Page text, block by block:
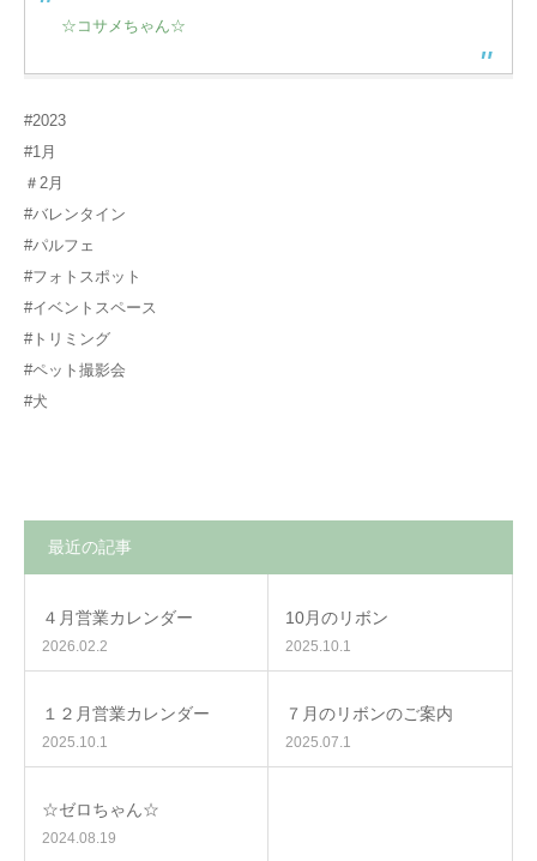
☆コサメちゃん☆
#2023
#1月
＃2月
#バレンタイン
#パルフェ
#フォトスポット
#イベントスペース
#トリミング
#ペット撮影会
#犬
最近の記事
４月営業カレンダー
2026.02.2
10月のリボン
2025.10.1
１２月営業カレンダー
2025.10.1
７月のリボンのご案内
2025.07.1
☆ゼロちゃん☆
2024.08.19